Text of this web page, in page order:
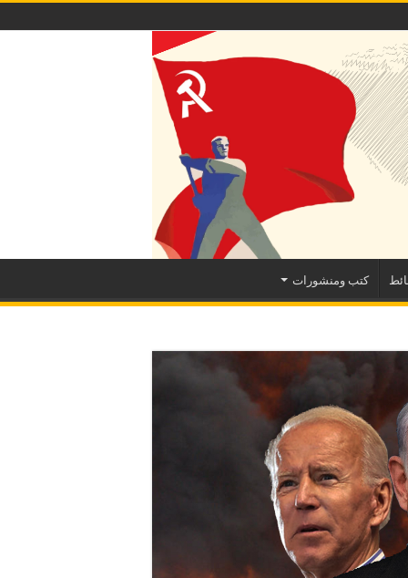
كتب ومنشورات